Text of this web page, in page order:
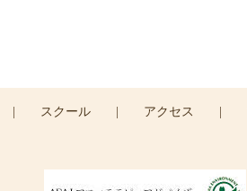
CONTACT >
スクール アクセス